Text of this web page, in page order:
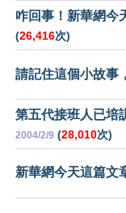
咋回事！新華網今
(26,416次)
請記住這個小故事
第五代接班人已培
2004/2/9 (28,010次)
新華網今天這篇文